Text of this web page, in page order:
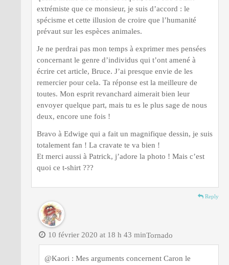
extrémiste que ce monsieur, je suis d’accord : le
spécisme et cette illusion de croire que l’humanité
prévaut sur les espèces animales.
Je ne perdrai pas mon temps à exprimer mes pensées
concernant le genre d’individus qui t’ont amené à
écrire cet article, Bruce. J’ai presque envie de les
remercier pour cela. Ta réponse est la meilleure de
toutes. Mon esprit revanchard aimerait bien leur
envoyer quelque part, mais tu es le plus sage de nous
deux, encore une fois !
Bravo à Edwige qui a fait un magnifique dessin, je suis
totalement fan ! La cravate te va bien !
Et merci aussi à Patrick, j’adore la photo ! Mais c’est
quoi ce t-shirt ???
Reply
Tornado
10 février 2020 at 18 h 43 min
@Kaori : Mes arguments concernent Caron le